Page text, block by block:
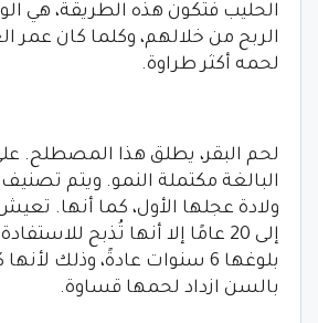
الحليب فتكون هذه الطريقة، هي
الربح من خلالهم، وكلما كان عمر
لحمه أكثر طراوة.
لحم البقر، يطلق هذا المصطلح.
البالغة مكتملة النمو. ويتم
ولادة عجلها الأول، كما أنها.
إلى 20 عامًا إلا أنها تُذبح
بلوغها 6 سنوات عادةً، وذلك
بالسن ازداد لحمها قساوة.